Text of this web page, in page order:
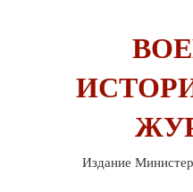
Издание